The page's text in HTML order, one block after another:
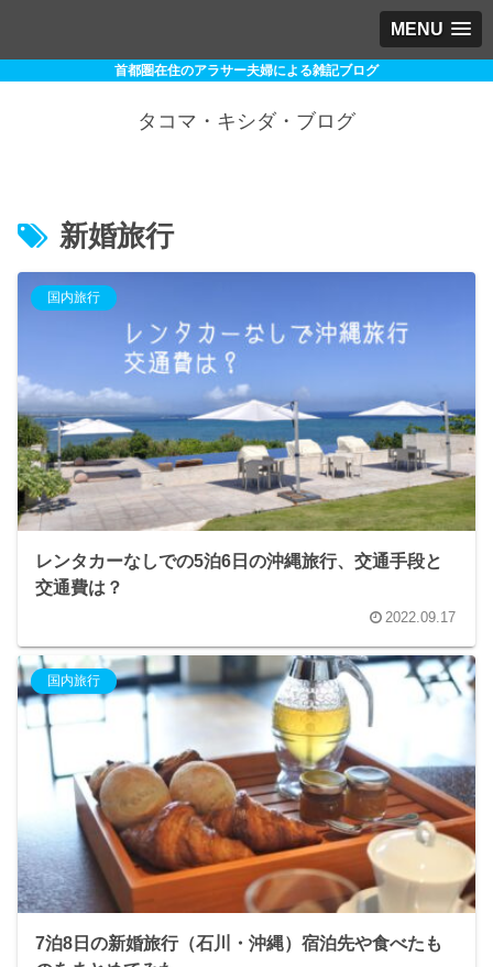
MENU
首都圏在住のアラサー夫婦による雑記ブログ
タコマ・キシダ・ブログ
新婚旅行
国内旅行
レンタカーなしでの5泊6日の沖縄旅行、交通手段と
交通費は？
2022.09.17
国内旅行
7泊8日の新婚旅行（石川・沖縄）宿泊先や食べたも